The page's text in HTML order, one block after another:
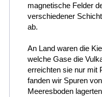
magnetische Felder
verschiedener
ab.
An Land waren die
welche Gase die
erreichten sie nur mit
fanden wir Spuren
Meeresboden